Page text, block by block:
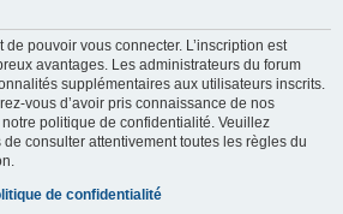
pouvoir vous connecter. L’inscription est
avantages. Les administrateurs du forum
supplémentaires aux utilisateurs inscrits.
vous d’avoir pris connaissance de nos
politique de confidentialité. Veuillez
consulter attentivement toutes les règles du
de confidentialité